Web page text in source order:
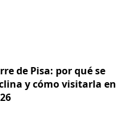
de Pisa: por qué se
y cómo visitarla en